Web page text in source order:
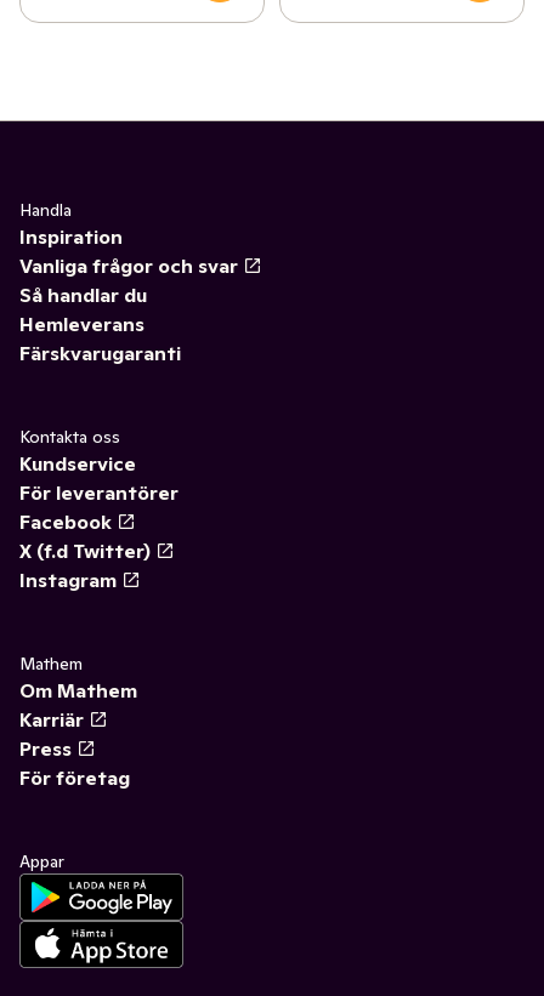
Handla
Inspiration
Vanliga frågor och svar
Så handlar du
Hemleverans
Färskvarugaranti
Kontakta oss
Kundservice
För leverantörer
Facebook
X (f.d Twitter)
Instagram
Mathem
Om Mathem
Karriär
Press
För företag
Appar